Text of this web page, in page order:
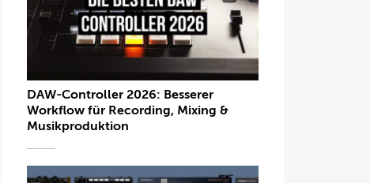
DAW-Controller 2026: Besserer
Workflow für Recording, Mixing &
Musikproduktion